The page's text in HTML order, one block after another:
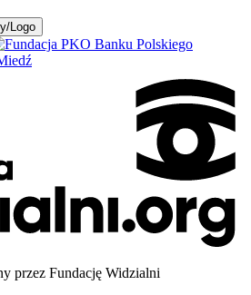
Logo
przez Fundację Widzialni